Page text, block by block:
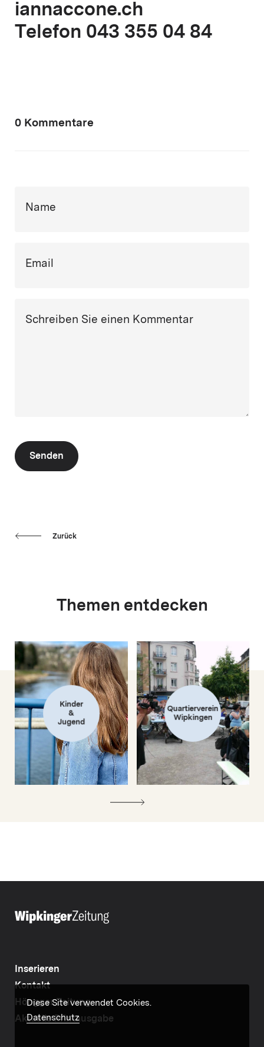
iannaccone.ch
Telefon 043 355 04 84
0 Kommentare
Name
Email
Schreiben Sie einen Kommentar
Senden
Zurück
Themen entdecken
Kinder
&
Jugend
Quartierverein
Wipkingen
Inserieren
Kontakt
Höngger Zeitung
Aktuelle Printausgabe
Diese Site verwendet Cookies.
Datenschutz